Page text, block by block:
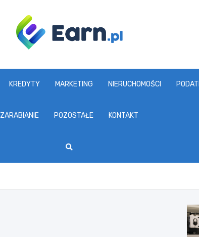
www.earn.pl
KREDYTY MARKETING NIERUCHOMOŚCI
ZARABIANIE POZOSTAŁE KONTAKT